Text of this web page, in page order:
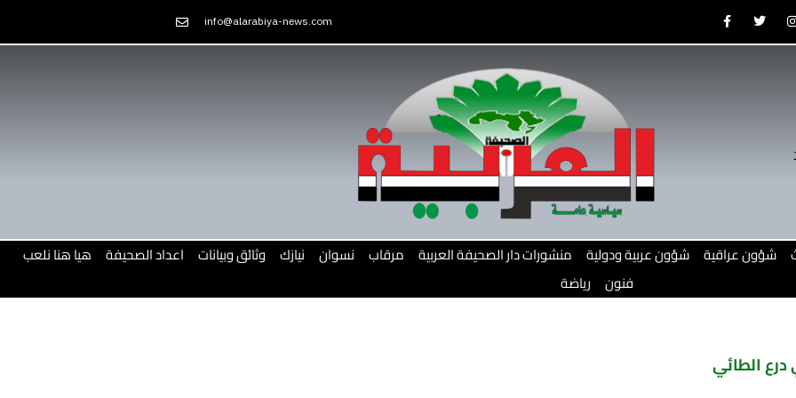
to
info@alarabiya-news.com F
a
e
T
w
t
I
t
شؤون عراقية شؤون عربية ودولية منشورات دار الصحيفة العربية مرقاب نسوان نيازك وثائق وبيانات اعداد الصحيفة هيا هنا نلعب
فنون رياضة
درع الطائي